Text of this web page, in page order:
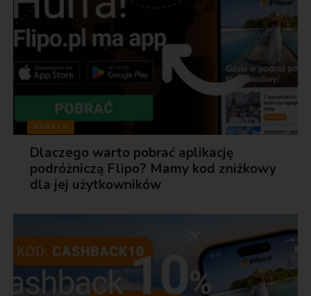
RABATY
Dlaczego warto pobrać aplikację
podróżniczą Flipo? Mamy kod zniżkowy
dla jej użytkowników